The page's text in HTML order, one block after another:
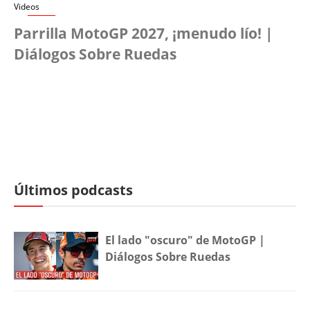
Videos
Parrilla MotoGP 2027, ¡menudo lío! |
Diálogos Sobre Ruedas
Últimos podcasts
El lado "oscuro" de MotoGP |
Diálogos Sobre Ruedas